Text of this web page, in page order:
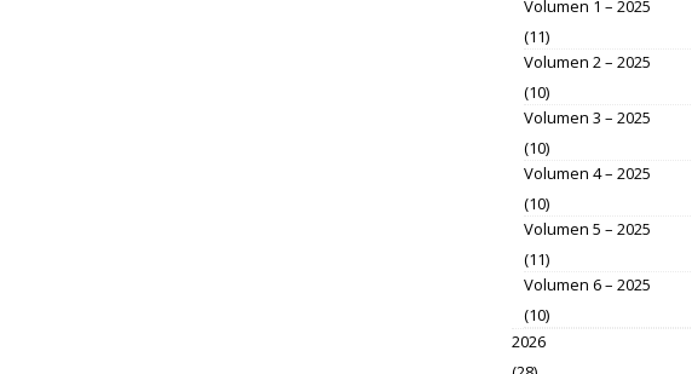
Volumen 1 – 2025
(11)
Volumen 2 – 2025
(10)
Volumen 3 – 2025
(10)
Volumen 4 – 2025
(10)
Volumen 5 – 2025
(11)
Volumen 6 – 2025
(10)
2026